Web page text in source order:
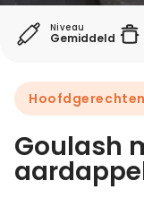
Niveau
Gemiddeld
Hoofdgerechten
Goulash